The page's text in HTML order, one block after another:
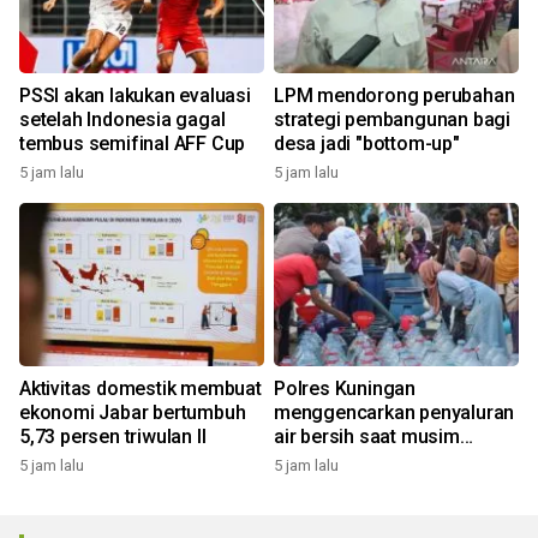
PSSI akan lakukan evaluasi
setelah Indonesia gagal
tembus semifinal AFF Cup
5 jam lalu
LPM mendorong perubahan
strategi pembangunan bagi
desa jadi "bottom-up"
5 jam lalu
Aktivitas domestik membuat
ekonomi Jabar bertumbuh
5,73 persen triwulan II
5 jam lalu
Polres Kuningan
menggencarkan penyaluran
air bersih saat musim
kemarau
5 jam lalu